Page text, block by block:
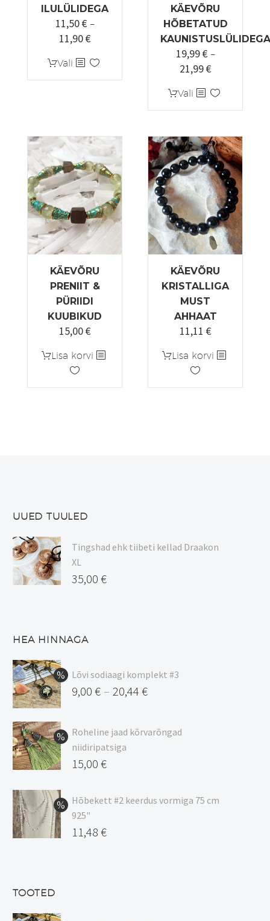
ILULÜLIDEGA
11,50€ –
11,90€Hinnavahemik:
kuni
11,90 €
Vali Sellel
tootel
Valikuid
teha
tootelehel.
KÄEVÕRU
HÕBETATUD
KAUNISTUSLÜLIDEGA
19,99€ –
21,99€
kuni
21,99 €
Vali Sellel
tootel
mitu
varianti.
Valikuid
saab
teha
tootelehel.
KÄEVÕRU
PRENIIT &
PÜRIIDI
KUUBIKUD
15,00€
Lisa korvi
KÄEVÕRU
KRISTALLIGA
MUST
AHHAAT
11,11 €
Lisa korvi
UUED TUULED
Tingshad ehk tiibeti kellad Draakon
XL
35,00 €
HEA HINNAGA
Lõvi sodiaagi komplekt #3
9,00 € – 20,44 €
9,00 €
kuni
20,44 €
Roheline jaad kõrvarõngad
niidiripatsiga
Algne
oli:
17,00 €.
15,00 €
hind
on:
15,00 €.
Hõbekett #2 keerdus vormiga 75 cm
925"
Algne
11,48 €
TOOTED